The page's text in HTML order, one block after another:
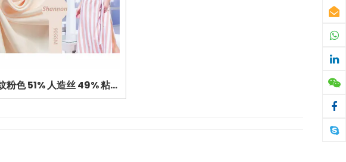
白色条纹粉色 51% 人造丝 49% 粘胶府绸丝滑形状条纹印花面料